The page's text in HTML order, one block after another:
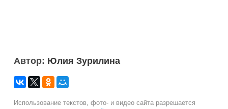
Автор: Юлия Зурилина
Использование текстов, фото- и видео сайта разрешается